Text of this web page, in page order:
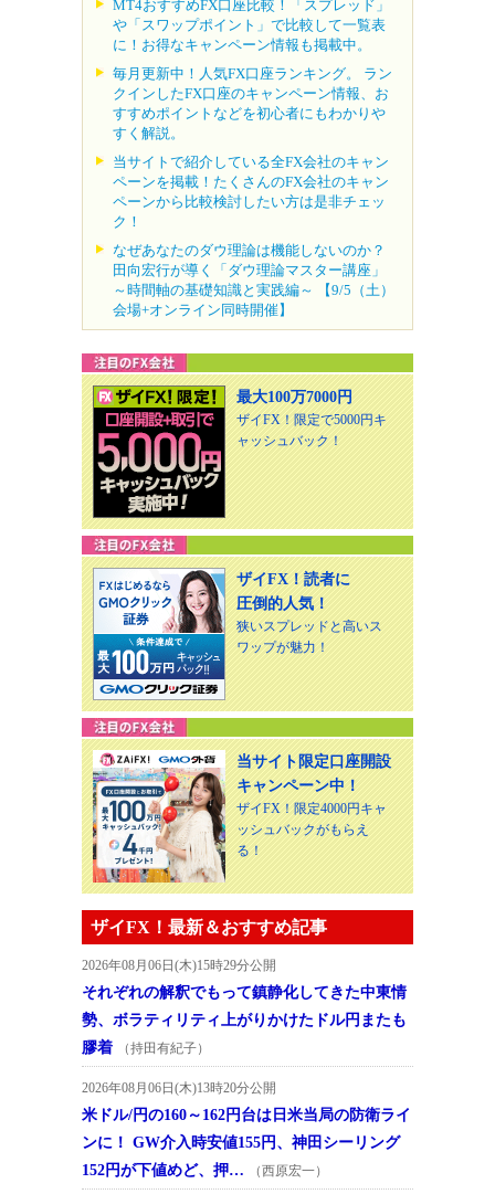
MT4おすすめFX口座比較！「スプレッド」
や「スワップポイント」で比較して一覧表
に！お得なキャンペーン情報も掲載中。
毎月更新中！人気FX口座ランキング。 ラン
クインしたFX口座のキャンペーン情報、お
すすめポイントなどを初心者にもわかりや
すく解説。
当サイトで紹介している全FX会社のキャン
ペーンを掲載！たくさんのFX会社のキャン
ペーンから比較検討したい方は是非チェッ
ク！
なぜあなたのダウ理論は機能しないのか？
田向宏行が導く「ダウ理論マスター講座」
～時間軸の基礎知識と実践編～ 【9/5（土）
会場+オンライン同時開催】
最大100万7000円
ザイFX！限定で5000円キ
ャッシュバック！
ザイFX！読者に
圧倒的人気！
狭いスプレッドと高いス
ワップが魅力！
当サイト限定口座開設
キャンペーン中！
ザイFX！限定4000円キャ
ッシュバックがもらえ
る！
ザイFX！最新＆おすすめ記事
2026年08月06日(木)15時29分公開
それぞれの解釈でもって鎮静化してきた中東情
勢、ボラティリティ上がりかけたドル円またも
膠着
（持田有紀子）
2026年08月06日(木)13時20分公開
米ドル/円の160～162円台は日米当局の防衛ライ
ンに！ GW介入時安値155円、神田シーリング
152円が下値めど、押…
（西原宏一）